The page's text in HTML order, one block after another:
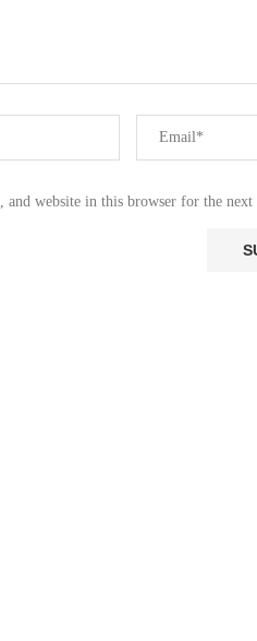
and website in this browser for the next